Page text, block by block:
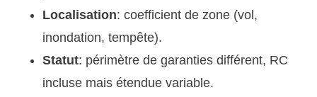
Localisation: coefficient de zone (vol,
inondation, tempête).
Statut: périmètre de garanties différent, RC
incluse mais étendue variable.